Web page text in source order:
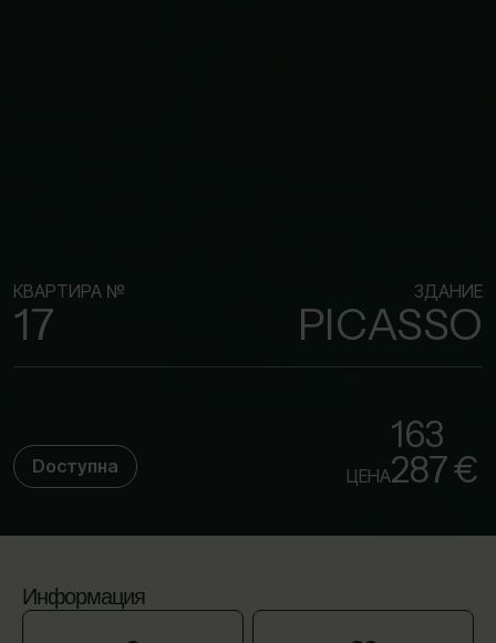
КВАРТИРА №
17
ЗДАНИЕ
PICASSO
Dоступна ЦЕНА
163
287 €
Информация